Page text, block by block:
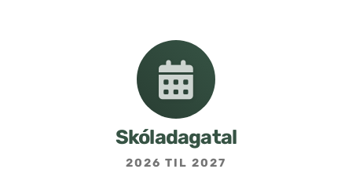
Skóladagatal
2026 TIL 2027
Samstarf heimilis og skóla
Áætlanir og stefnur